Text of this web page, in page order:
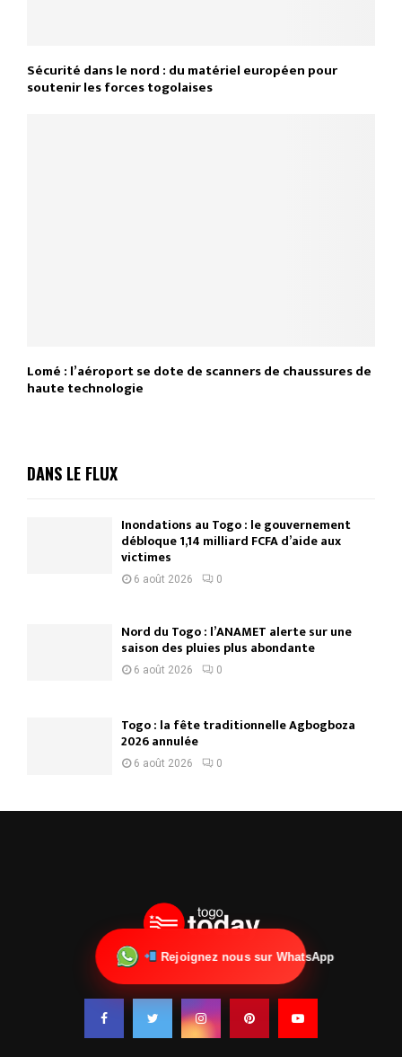
Sécurité dans le nord : du matériel européen pour
soutenir les forces togolaises
Lomé : l’aéroport se dote de scanners de chaussures de
haute technologie
DANS LE FLUX
Inondations au Togo : le gouvernement
débloque 1,14 milliard FCFA d’aide aux
victimes
6 août 2026 0
Nord du Togo : l’ANAMET alerte sur une
saison des pluies plus abondante
6 août 2026 0
Togo : la fête traditionnelle Agbogboza
2026 annulée
6 août 2026 0
Rejoignez nous sur WhatsApp